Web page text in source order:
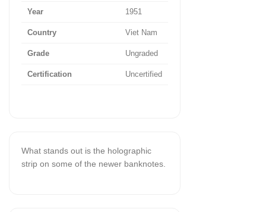
Year 1951
Country Viet Nam
Grade Ungraded
Certification Uncertified
What stands out is the holographic
strip on some of the newer banknotes.